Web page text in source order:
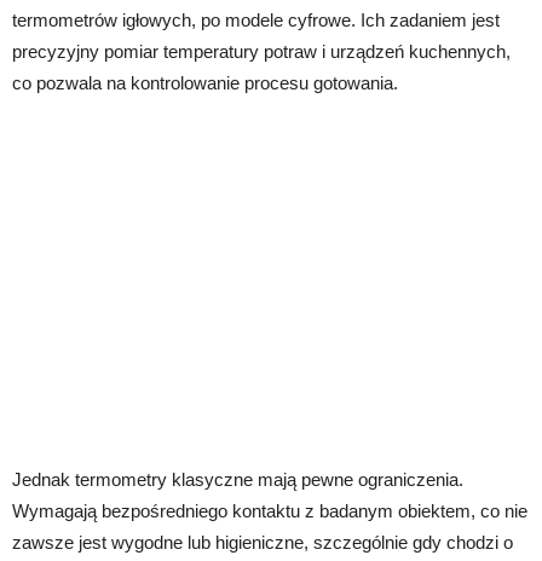
termometrów igłowych, po modele cyfrowe. Ich zadaniem jest
precyzyjny pomiar temperatury potraw i urządzeń kuchennych,
co pozwala na kontrolowanie procesu gotowania.
Jednak termometry klasyczne mają pewne ograniczenia.
Wymagają bezpośredniego kontaktu z badanym obiektem, co nie
zawsze jest wygodne lub higieniczne, szczególnie gdy chodzi o